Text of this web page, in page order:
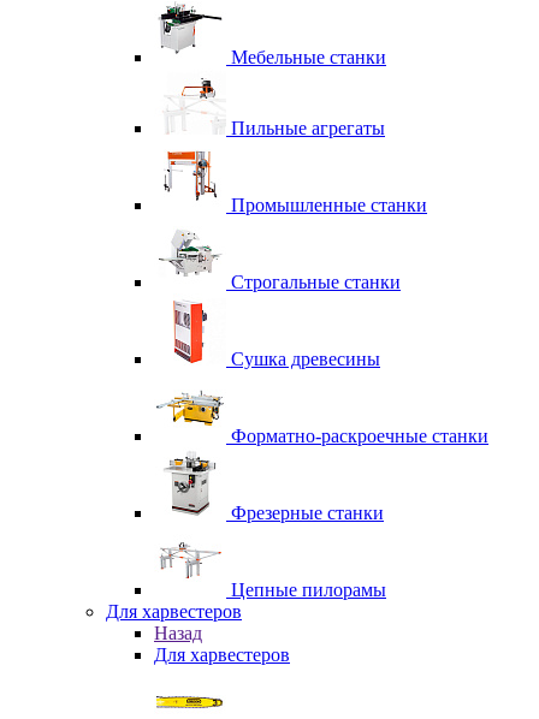
Мебельные станки
Пильные агрегаты
Промышленные станки
Строгальные станки
Сушка древесины
Форматно-раскроечные станки
Фрезерные станки
Цепные пилорамы
Для харвестеров
Назад
Для харвестеров